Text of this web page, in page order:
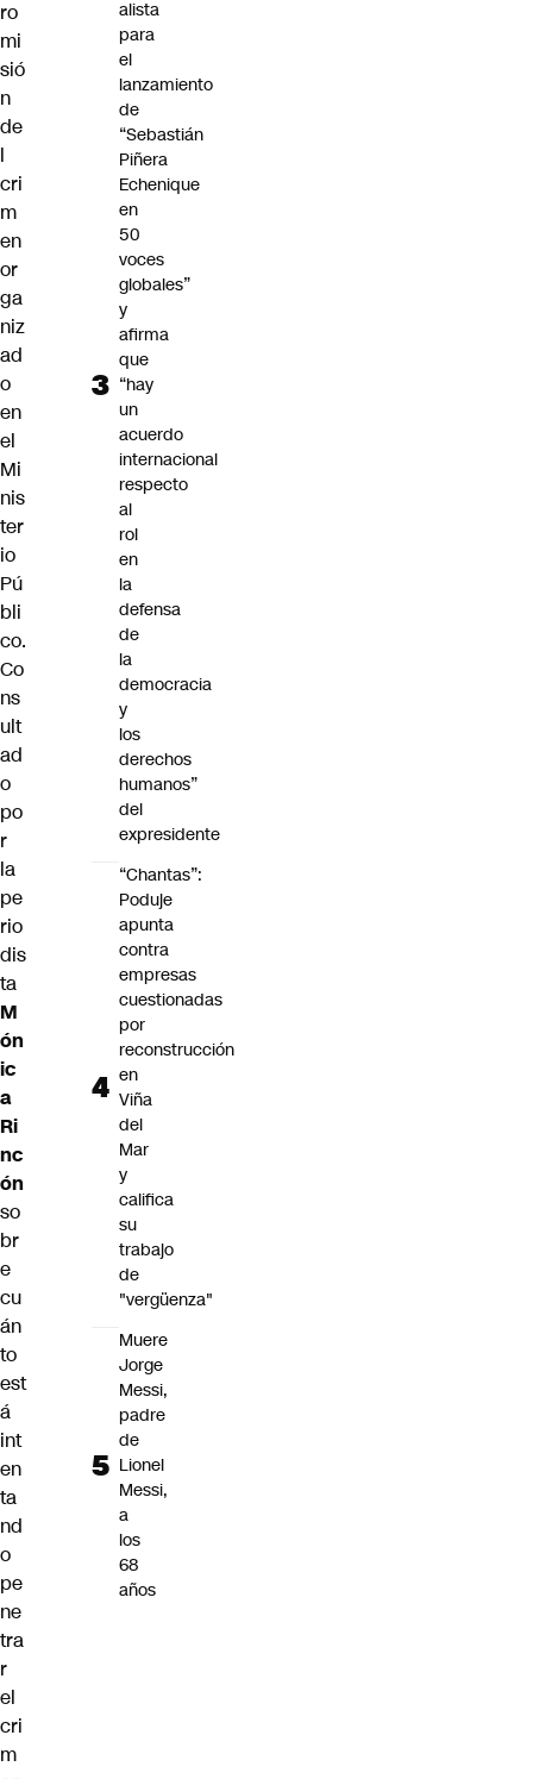
ro
mi
sió
n
de
l
cri
m
en
or
ga
niz
ad
o
en
el
Mi
nis
ter
io
Pú
bli
co.
Co
ns
ult
ad
o
po
r
la
pe
rio
dis
ta
M
ón
ic
a
Ri
nc
ón
so
br
e
cu
án
to
est
á
int
en
ta
nd
o
pe
ne
tra
r
el
cri
m
alista
para
el
lanzamiento
de
“Sebastián
Piñera
Echenique
en
50
voces
globales”
y
afirma
que
“hay
un
acuerdo
internacional
respecto
al
rol
en
la
defensa
de
la
democracia
y
los
derechos
humanos”
del
expresidente
“Chantas”:
Poduje
apunta
contra
empresas
cuestionadas
por
reconstrucción
en
Viña
del
Mar
y
califica
su
trabajo
de
"vergüenza"
Muere
Jorge
Messi,
padre
de
Lionel
Messi,
a
los
68
años